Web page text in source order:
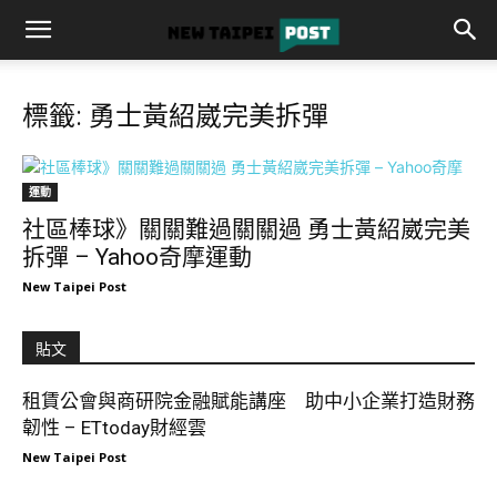
標籤: 勇士黃紹崴完美拆彈
運動
社區棒球》關關難過關關過 勇士黃紹崴完美
拆彈 – Yahoo奇摩運動
New Taipei Post
貼文
租賃公會與商研院金融賦能講座 助中小企業打造財務
韌性 – ETtoday財經雲
New Taipei Post